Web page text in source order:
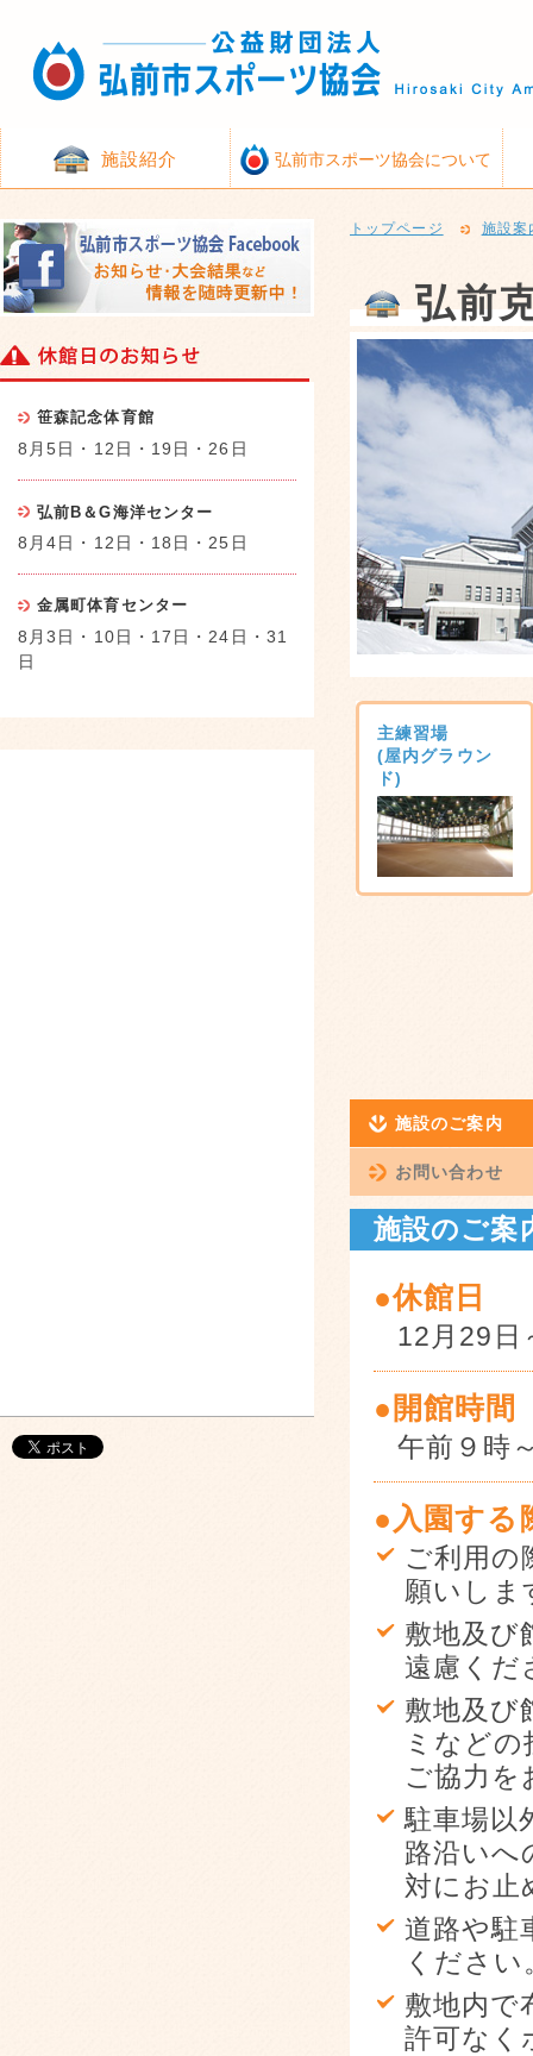
施設紹介 弘前市スポーツ協会について
トップページ 施設案
弘前
主練習場
(屋内グラウン
ド)
施設のご案内
お問い合わせ
施設のご案
●休館日
12月29日
●開館時間
午前９時
●入園する
ご利用の
願いしま
敷地及び
遠慮くだ
敷地及び
ミなど
ご協力を
駐車場以
路沿いへ
対にお止
道路や駐
ください
敷地内で
許可なく
笹森記念体育館
8月5日・12日・19日・26日
弘前B＆G海洋センター
8月4日・12日・18日・25日
金属町体育センター
8月3日・10日・17日・24日・31
日